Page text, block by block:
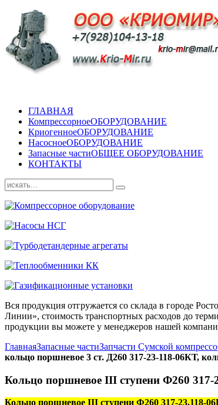
ГЛАВНАЯ
КомпрессорноеОБОРУДОВАНИЕ
КриогенноеОБОРУДОВАНИЕ
НасосноеОБОРУДОВАНИЕ
Запасные частиОБЩЕЕ ОБОРУДОВАНИЕ
КОНТАКТЫ
Вся продукция отгружается со склада в городе
Линии», стоимость транспортных расходов до
продукции вы можете у менеджеров нашей
ГлавнаяЗапасные частиЗапчасти Сумской
кольцо поршневое 3 ст. Д260 317-23-118-06КТ,
Кольцо поршневое III ступени Ф260 317-
Кольцо поршневое III ступени Ф260 317-23.118-